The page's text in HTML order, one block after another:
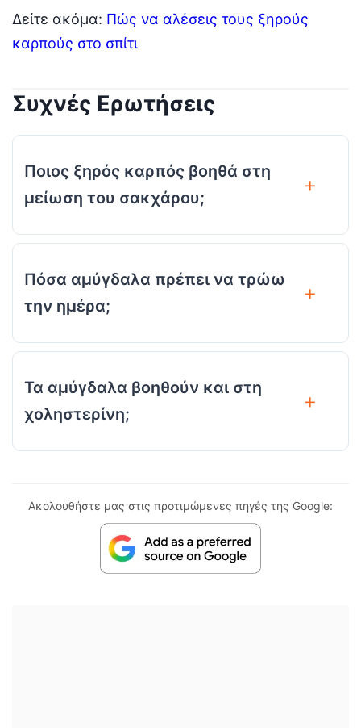
Δείτε ακόμα: Πώς να αλέσεις τους ξηρούς
καρπούς στο σπίτι
Συχνές Ερωτήσεις
Ποιος ξηρός καρπός βοηθά στη
μείωση του σακχάρου;
Πόσα αμύγδαλα πρέπει να τρώω
την ημέρα;
Τα αμύγδαλα βοηθούν και στη
χοληστερίνη;
Ακολουθήστε μας στις προτιμώμενες πηγές της Google: